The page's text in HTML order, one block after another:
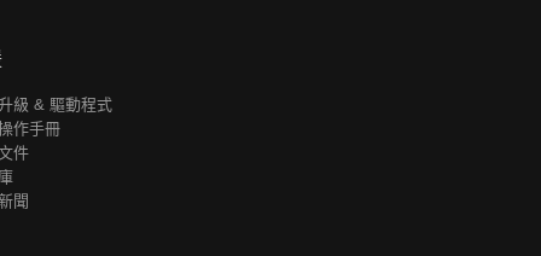
級 & 驅動程式
作手冊
件
聞